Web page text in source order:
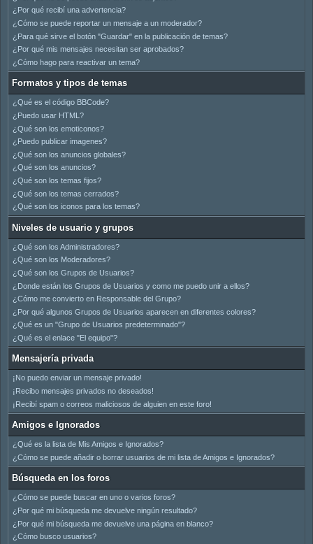
¿Por qué recibí una advertencia?
¿Cómo se puede reportar un mensaje a un moderador?
¿Para qué sirve el botón "Guardar" en la publicación de temas?
¿Por qué mis mensajes necesitan ser aprobados?
¿Cómo hago para reactivar un tema?
Formatos y tipos de temas
¿Qué es el código BBCode?
¿Puedo usar HTML?
¿Qué son los emoticonos?
¿Puedo publicar imagenes?
¿Qué son los anuncios globales?
¿Qué son los anuncios?
¿Qué son los temas fijos?
¿Qué son los temas cerrados?
¿Qué son los iconos para los temas?
Niveles de usuario y grupos
¿Qué son los Administradores?
¿Qué son los Moderadores?
¿Qué son los Grupos de Usuarios?
¿Donde están los Grupos de Usuarios y como me puedo unir a ellos?
¿Cómo me convierto en Responsable del Grupo?
¿Por qué algunos Grupos de Usuarios aparecen en diferentes colores?
¿Qué es un "Grupo de Usuarios predeterminado"?
¿Qué es el enlace "El equipo"?
Mensajería privada
¡No puedo enviar un mensaje privado!
¡Recibo mensajes privados no deseados!
¡Recibí spam o correos maliciosos de alguien en este foro!
Amigos e Ignorados
¿Qué es la lista de Mis Amigos e Ignorados?
¿Cómo se puede añadir o borrar usuarios de mi lista de Amigos e Ignorados?
Búsqueda en los foros
¿Cómo se puede buscar en uno o varios foros?
¿Por qué mi búsqueda me devuelve ningún resultado?
¿Por qué mi búsqueda me devuelve una página en blanco?
¿Cómo busco usuarios?